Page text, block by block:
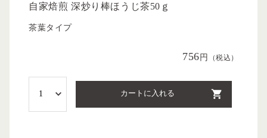
自家焙煎 深炒り棒ほうじ茶50ｇ
茶葉タイプ
756円 （税込）
カートに入れる